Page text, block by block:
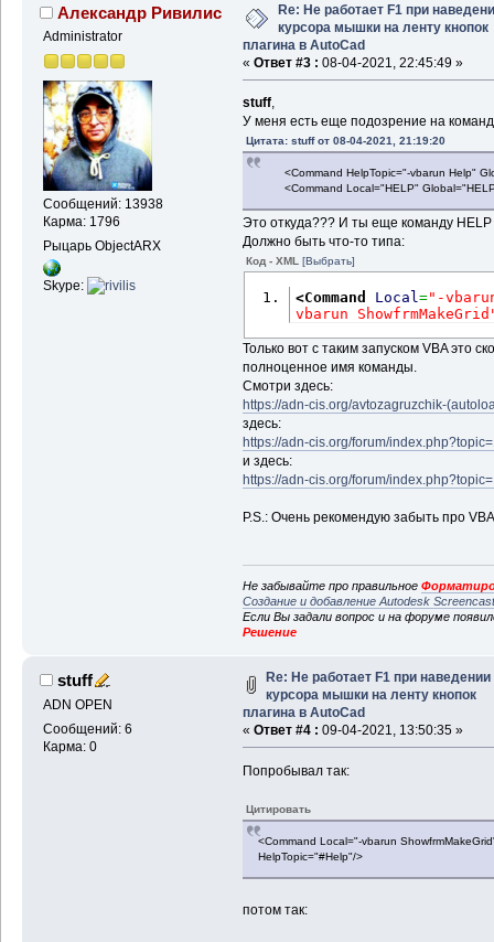
Александр Ривилис
Administrator
Сообщений: 13938
Карма: 1796
Рыцарь ObjectARX
Skype:
Re: Не работает F1 при
курсора мышки на ленту кнопок
плагина в AutoCad
« Ответ #3 : 08-04-2021, 22:45:49 »
stuff,
У меня есть еще подозрение на
Цитата: stuff от 08-04-2021, 21:19:20
<Command HelpTopic="-vbarun Help"
<Command Local="HELP"
Это откуда??? И ты еще команду
Должно быть что-то типа:
Код - XML [Выбрать]
<Command Local="-
vbarun
Только вот с таким запуском VBA это
полноценное имя команды.
Смотри здесь:
https://adn-cis.org/avtozagruzchik-
здесь:
https://adn-cis.org/forum/
и здесь:
https://adn-cis.org/forum/
P.S.: Очень рекомендую забыть про
Не забывайте про правильное
Создание и добавление Autodesk
Если Вы задали вопрос и на форуме
Решение
stuff
ADN OPEN
Сообщений: 6
Карма: 0
Re: Не работает F1 при наведении
курсора мышки на ленту кнопок
плагина в AutoCad
« Ответ #4 : 09-04-2021, 13:50:35 »
Попробывал так:
Цитировать
<Command Local="-vbarun
HelpTopic="#Help"/>
потом так: